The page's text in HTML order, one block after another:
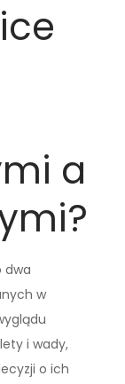
a
dwa
w
i wady,
o ich